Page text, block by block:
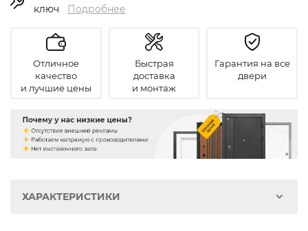
ключ Подробнее
Отличное
качество
и лучшие цены
Быстрая
доставка
и монтаж
Гарантия на все
двери
ХАРАКТЕРИСТИКИ